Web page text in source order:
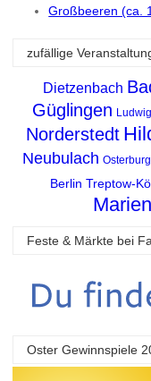
Großbeeren (ca.
zufällige
Dietzenbach
Güglingen
Norderstedt
Neubulach
Berlin Treptow-
Feste & Märkte bei
Oster Gewinnspiele